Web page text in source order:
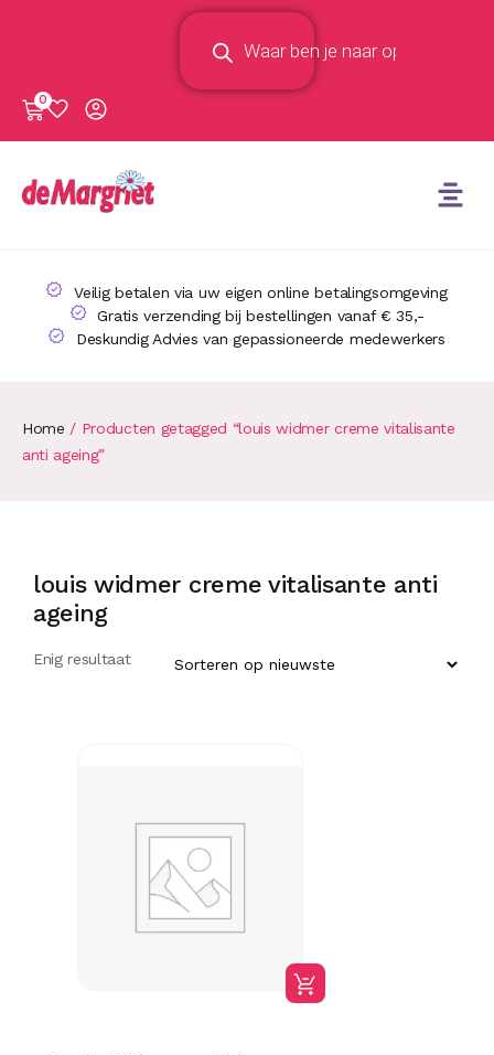
0
Veilig betalen via uw eigen online betalingsomgeving
Gratis verzending bij bestellingen vanaf € 35,-
Deskundig Advies van gepassioneerde medewerkers
Home / Producten getagged “louis widmer creme vitalisante
anti ageing”
louis widmer creme vitalisante anti
ageing
Enig resultaat